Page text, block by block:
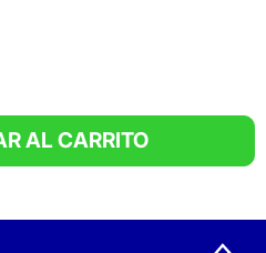
AL CARRITO